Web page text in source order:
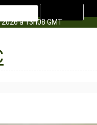
à 13h08 GMT